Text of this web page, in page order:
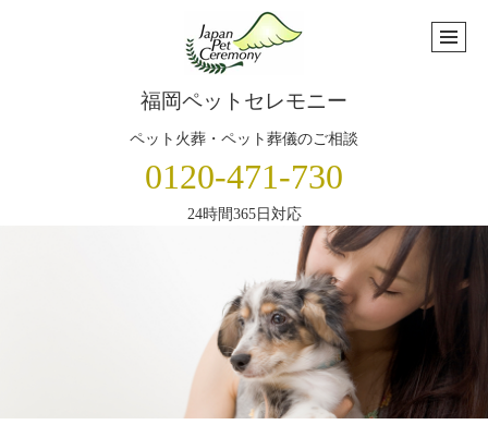
福岡ペットセレモニー
ペット火葬・ペット葬儀のご相談
0120-471-730
24時間365日対応